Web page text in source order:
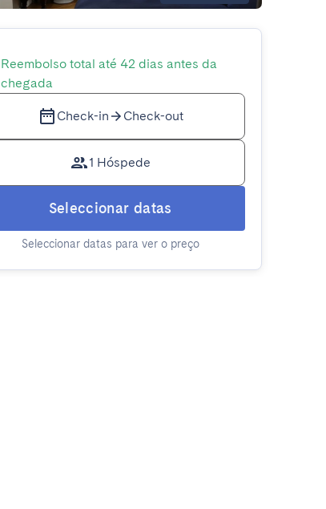
Reembolso total até 42 dias antes da
chegada
Check-in Check-out
1 Hóspede
Seleccionar datas
Seleccionar datas para ver o preço